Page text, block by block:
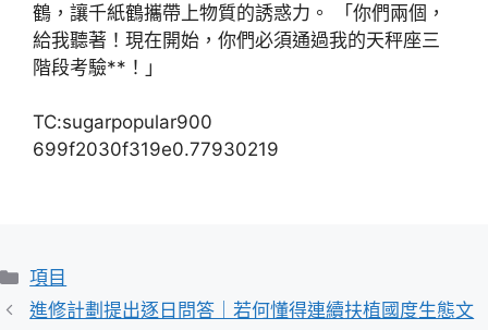
鶴，讓千紙鶴攜帶上物質的誘惑力。 「你們兩個，
給我聽著！現在開始，你們必須通過我的天秤座三
階段考驗**！」
TC:sugarpopular900
699f2030f319e0.77930219
分
類
項目
進修計劃提出逐日問答｜若何懂得連續扶植國度生態文